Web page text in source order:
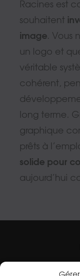
Racines est
souhaitent
image. Vous
un logo et
véritable
cohérent,
long terme.
graphique
prêts à
solide pour
aujourd’hui